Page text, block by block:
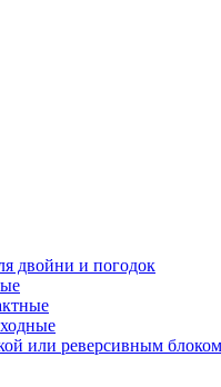
двойни и погодок